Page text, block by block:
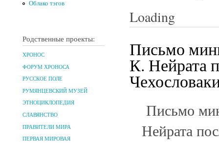
Облако тэгов
Родственные проекты:
ХРОНОС
ФОРУМ ХРОНОСА
РУССКОЕ ПОЛЕ
РУМЯНЦЕВСКИЙ МУЗЕЙ
ЭТНОЦИКЛОПЕДИЯ
СЛАВЯНСТВО
ПРАВИТЕЛИ МИРА
ПЕРВАЯ МИРОВАЯ
Loading
Письмо
К. Нейрата
Письмо
Нейрата